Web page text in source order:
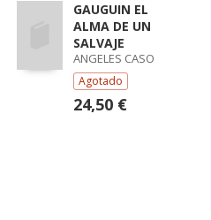
GAUGUIN EL
ALMA DE UN
SALVAJE
ANGELES CASO
Agotado
24,50 €